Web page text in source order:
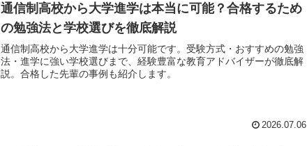
通信制高校から大学進学は本当に可能？合格するため
の勉強法と学校選びを徹底解説
通信制高校から大学進学は十分可能です。受験方式・おすすめの勉強
法・進学に強い学校選びまで、経験豊富な教育アドバイザーが徹底解
説。合格した先輩の事例も紹介します。
2026.07.06